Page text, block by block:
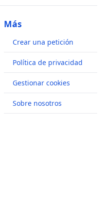
Más
Crear una petición
Política de privacidad
Gestionar cookies
Sobre nosotros